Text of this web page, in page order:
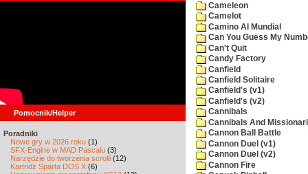
Pomocnik/Helper
Poradniki
Nowe gry w 2026 roku (1)
SFX-Engine w MAD Pascalu (3)
Narzędzie do tworzenia scrolli (12)
Kartridż Sparta DOS X (6)
Cameleon
Camelot
Camino Al Mundial
Can You Guess My
Can't Quit
Candy Factory
Canfield
Canfield Solitaire
Canfield's (v1)
Canfield's (v2)
Cannibals
Cannibals And
Cannon Ball Battle
Cannon Duel (v1)
Cannon Duel (v2)
Cannon Fire